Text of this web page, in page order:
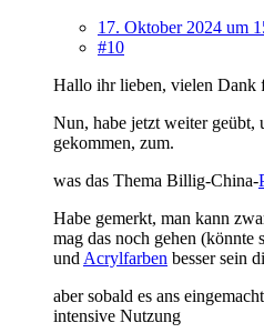
17. Oktober 2024 um
#10
Hallo ihr lieben, vielen Dank
Nun, habe jetzt weiter geübt,
gekommen, zum.
was das Thema Billig-China-
Habe gemerkt, man kann
mag das noch gehen (könnte
und Acrylfarben besser sein
aber sobald es ans
intensive Nutzung